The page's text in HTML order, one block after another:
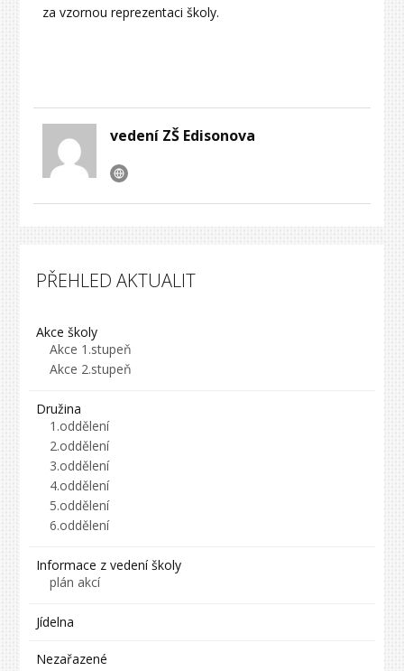
za vzornou reprezentaci školy.
vedení ZŠ Edisonova
PŘEHLED AKTUALIT
Akce školy
Akce 1.stupeň
Akce 2.stupeň
Družina
1.oddělení
2.oddělení
3.oddělení
4.oddělení
5.oddělení
6.oddělení
Informace z vedení školy
plán akcí
Jídelna
Nezařazené